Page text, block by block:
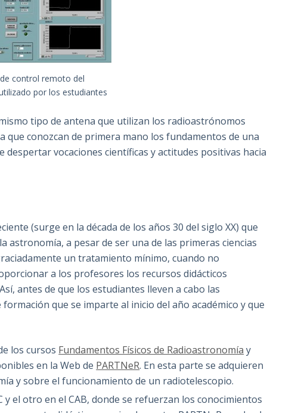
control remoto del
por los estudiantes
tipo de antena que utilizan los radioastrónomos
conozcan de primera mano los fundamentos de una
vocaciones científicas y actitudes positivas hacia
(surge en la década de los años 30 del siglo XX) que
astronomía, a pesar de ser una de las primeras ciencias
un tratamiento mínimo, cuando no
a los profesores los recursos didácticos
antes de que los estudiantes lleven a cabo las
que se imparte al inicio del año académico y que
los cursos Fundamentos Físicos de Radioastronomía y
en la Web de PARTNeR. En esta parte se adquieren
y sobre el funcionamiento de un radiotelescopio.
y el otro en el CAB, donde se refuerzan los conocimientos